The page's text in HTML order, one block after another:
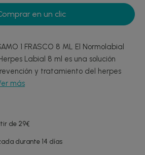
en un clic
1 FRASCO 8 ML El Normolabial
Labial 8 ml es una solución
y tratamiento del herpes
más
de 29€
durante 14 días